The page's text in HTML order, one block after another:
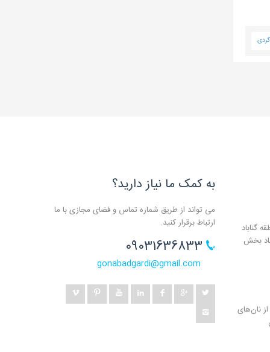
گناباد
بخش
نان‌های
به کمک ما نیاز دارید؟
می تواند از طریق شماره تماس و فضای مجازی با ما
ارتباط برقرار کنید.
gonabadgardi@gmail.com